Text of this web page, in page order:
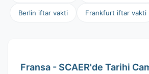
Berlin iftar vakti Frankfurt iftar vakti
Fransa - SCAER'de Tarihi